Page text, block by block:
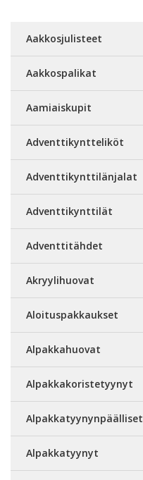
Aakkosjulisteet
Aakkospalikat
Aamiaiskupit
Adventtikyntteliköt
Adventtikynttilänjalat
Adventtikynttilät
Adventtitähdet
Akryylihuovat
Aloituspakkaukset
Alpakkahuovat
Alpakkakoristetyynyt
Alpakkatyynynpäälliset
Alpakkatyynyt